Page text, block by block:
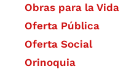
Obras para la Vida
Oferta Pública
Oferta Social​​
Orinoquia